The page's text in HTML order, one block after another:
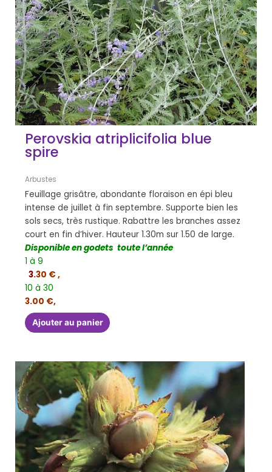
Perovskia atriplicifolia blue
spire
Arbustes
Feuillage grisâtre, abondante floraison en épi bleu
intense de juillet à fin septembre. Supporte bien les
sols secs, très rustique. Rabattre les branches assez
court en fin d’hiver. Hauteur 1.30m sur 1.50 de large.
Disponible en godets toute l’année
1 à 9
3.30 € ,
10 à 30
3.00 €,
Ajouter au panier